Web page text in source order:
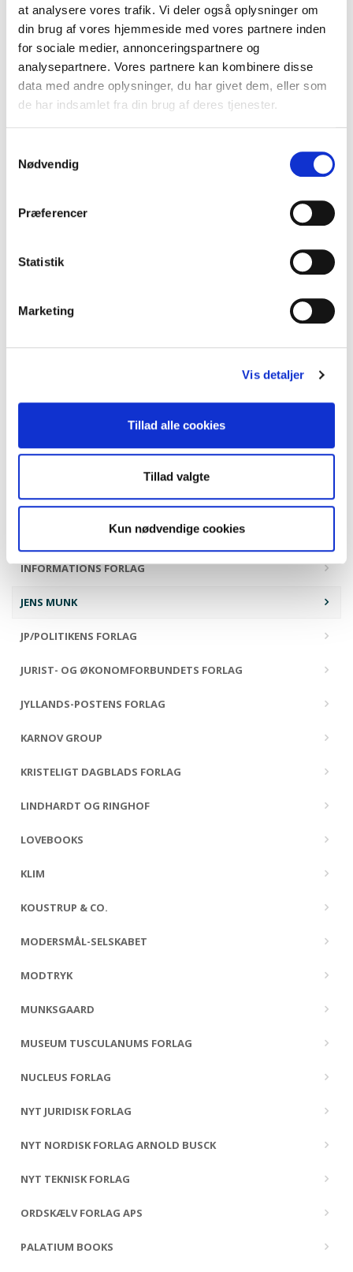
at analysere vores trafik. Vi deler også oplysninger om
din brug af vores hjemmeside med vores partnere inden
for sociale medier, annonceringspartnere og
analysepartnere. Vores partnere kan kombinere disse
data med andre oplysninger, du har givet dem, eller som
de har indsamlet fra din brug af deres tjenester.
Nødvendig
Præferencer
Statistik
Marketing
Vis detaljer
Tillad alle cookies
Tillad valgte
Kun nødvendige cookies
FORLAGET SUPERLUX
FORLAGET TORNMOUNTAIN
GADS FORLAG
GJELLERUP
GUTKIND FORLAG
HR. FERDINAND
ILINNIUSIORFIK UNDERVISNINGSMIDDELFORLAG
INFORMATIONS FORLAG
JENS MUNK
JP/POLITIKENS FORLAG
JURIST- OG ØKONOMFORBUNDETS FORLAG
JYLLANDS-POSTENS FORLAG
KARNOV GROUP
KRISTELIGT DAGBLADS FORLAG
LINDHARDT OG RINGHOF
LOVEBOOKS
KLIM
KOUSTRUP & CO.
MODERSMÅL-SELSKABET
MODTRYK
MUNKSGAARD
MUSEUM TUSCULANUMS FORLAG
NUCLEUS FORLAG
NYT JURIDISK FORLAG
NYT NORDISK FORLAG ARNOLD BUSCK
NYT TEKNISK FORLAG
ORDSKÆLV FORLAG APS
PALATIUM BOOKS